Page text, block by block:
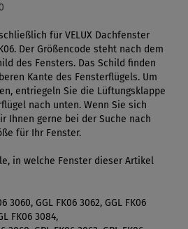
für VELUX Dachfenster
Der Größencode steht nach dem
des Fensters. Das Schild finden
Kante des Fensterflügels. Um
entriegeln Sie die Lüftungsklappe
nach unten. Wenn Sie sich
Ihnen gerne bei der Suche nach
für Ihr Fenster.
in welche Fenster dieser Artikel
3060, GGL FK06 3062, GGL FK06
FK06 3084,